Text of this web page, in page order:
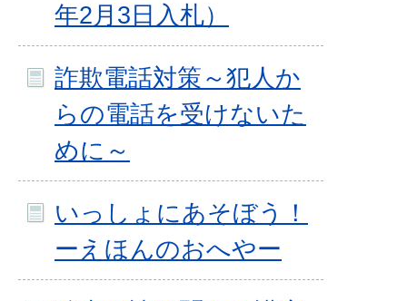
年2月3日入札）
詐欺電話対策～犯人か
らの電話を受けないた
めに～
いっしょにあそぼう！
ーえほんのおへやー